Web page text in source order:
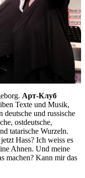
Арт-Клуб
Texte und Musik,
deutsche und russische
ostdeutsche,
tatarische Wurzeln.
Hass? Ich weiss es
Ahnen. Und meine
machen? Kann mir das